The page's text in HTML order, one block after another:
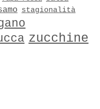
stagionalità
zucchine